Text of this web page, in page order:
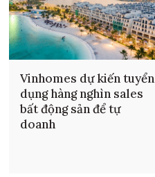
Vinhomes dự kiến tuyển
dụng hàng nghìn sales
bất động sản để tự
doanh